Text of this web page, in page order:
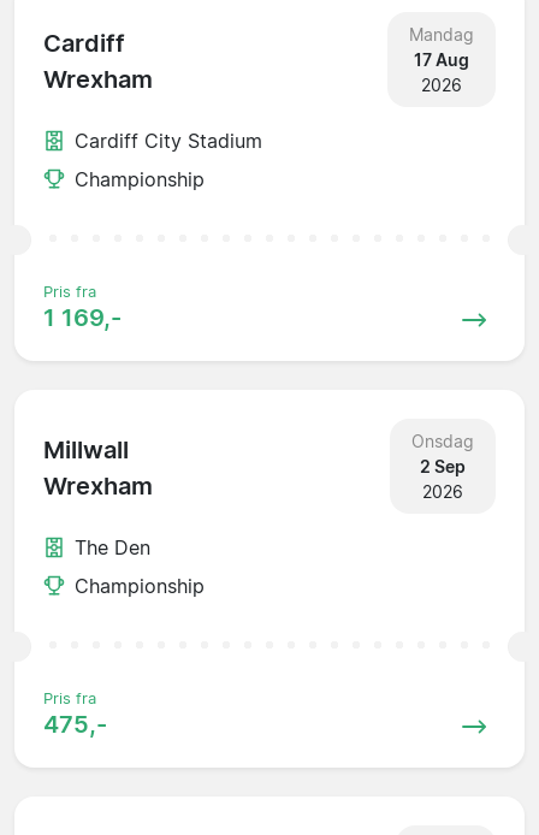
Cardiff
Wrexham
Mandag
17 Aug
2026
Cardiff City Stadium
Championship
Pris fra
1 169,-
Millwall
Wrexham
Onsdag
2 Sep
2026
The Den
Championship
Pris fra
475,-